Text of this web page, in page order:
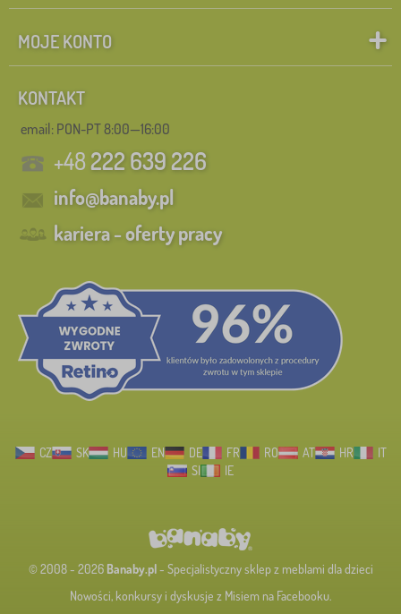
MOJE KONTO
KONTAKT
email: PON-PT 8:00—16:00
+48222 639 226
info@banaby.pl
kariera - oferty pracy
CZ SK HU EN DE FR RO AT HR
IT
SI
IE
© 2008 - 2026 Banaby.pl- Specjalistyczny sklep z meblami dla dzieci
Nowości, konkursy i dyskusje z Misiem na Facebooku.